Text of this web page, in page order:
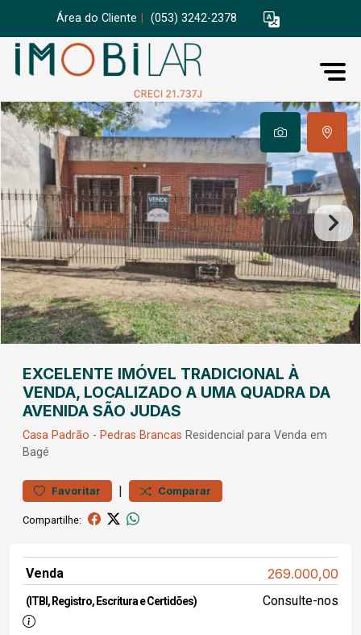
Área do Cliente (053) 3242-2378
EXCELENTE IMÓVEL TRADICIONAL À
VENDA, LOCALIZADO A UMA QUADRA DA
AVENIDA SÃO JUDAS
Casa Padrão - Pedras Brancas Residencial para Venda em
Bagé
Favoritar | Comparar
Compartilhe:
Venda 269.000,00
(ITBI, Registro, Escritura e Certidões) Consulte-nos